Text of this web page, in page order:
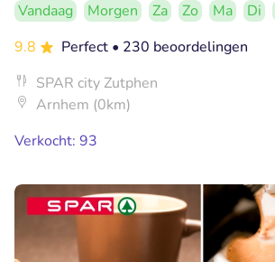
Vandaag Morgen Za Zo Ma Di
9.8
Perfect • 230 beoordelingen
SPAR city Zutphen
Arnhem (0km)
Verkocht: 93